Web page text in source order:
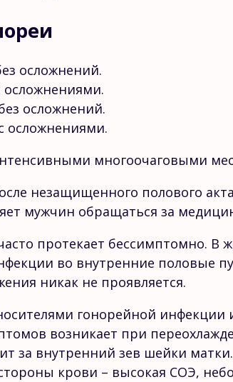
осложнений.
осложнениями.
осложнений.
осложнениями.
многоочаговыми
незащищенного полового
мужчин обращаться за
протекает бессимптомно. В
во внутренние половые
никак не проявляется.
гонорейной инфекции
возникает при
за внутренний зев шейки
крови – высокая СОЭ,